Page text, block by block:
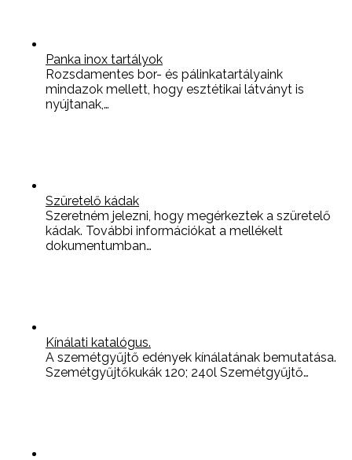
Panka inox tartályok
Rozsdamentes bor- és pálinkatartályaink
mindazok mellett, hogy esztétikai látványt is
nyújtanak,…
Szüretelő kádak
Szeretném jelezni, hogy megérkeztek a szüretelő
kádak. További információkat a mellékelt
dokumentumban…
Kínálati katalógus.
A szemétgyűjtő edények kínálatának bemutatása.
Szemétgyűjtőkukák 120; 240l Szemétgyűjtő…